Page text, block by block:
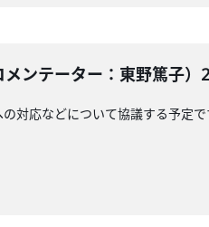
ンテーター：東野篤子）
対応などについて協議する予定